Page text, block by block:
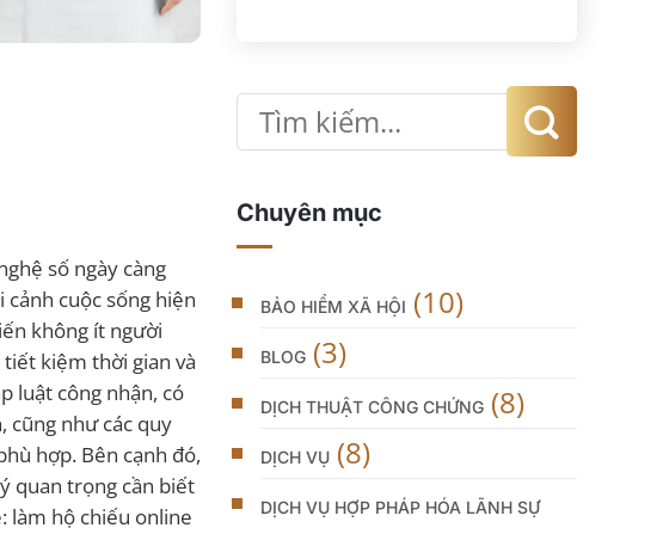
số ngày càng
cuộc sống hiện
không ít người
kiệm thời gian và
luật công nhận, có
cũng như các quy
hợp. Bên cạnh đó,
quan trọng cần biết
làm hộ chiếu online
Chuyên mục
BẢO HIỂM XÃ HỘI (10)
BLOG (3)
DỊCH THUẬT CÔNG CHỨNG (8)
DỊCH VỤ (8)
DỊCH VỤ HỢP PHÁP HÓA LÃNH SỰ